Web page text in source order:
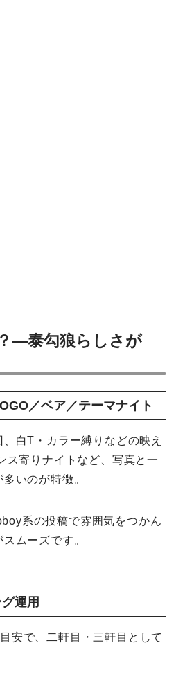
—泰勾狼らしさが
／ベア／テーマナイト
白T・カラー縛りなどの映え
ス寄りナイトなど、写真と一
いのが特徴。
系の投稿で雰囲気をつかん
ムーズです。
運用
安で、二軒目・三軒目として